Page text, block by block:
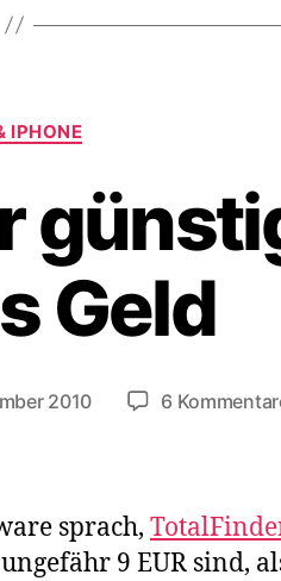
Kategorien
IPHONE
Geld
2010 6
sprach,
9 EUR sind,